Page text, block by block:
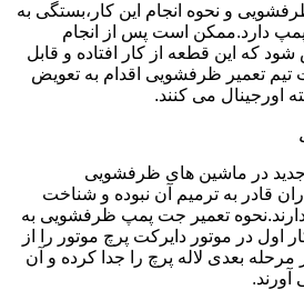
و نحوه انجام این کار،بستگی به
دارد.ممکن است پس از انجام
که این قطعه از کار افتاده و قابل
تعمیر ظرفشویی اقدام به تعویض
اورجینال می کنند.
در ماشین های ظرفشویی
قادر به ترمیم آن نبوده و شناخت
تعمیر جت پمپ ظرفشویی به
اول در موتور دایرکت پرچ موتور را از
بعدی لاله پرچ را جدا کرده و آن
آورند.